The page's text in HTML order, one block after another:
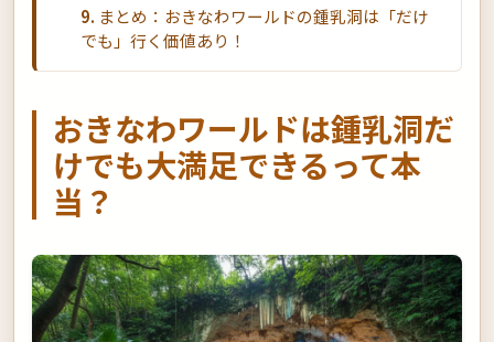
まとめ：おきなわワールドの鍾乳洞は「だけ
でも」行く価値あり！
おきなわワールドは鍾乳洞だ
けでも大満足できるって本
当？